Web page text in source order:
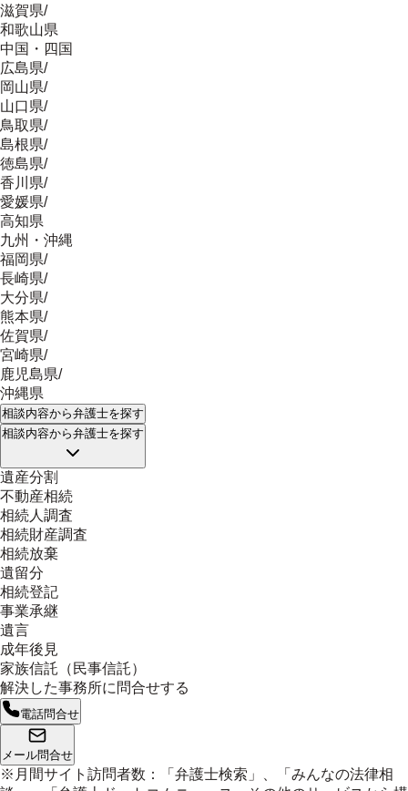
滋賀県/
和歌山県
中国・四国
広島県/
岡山県/
山口県/
鳥取県/
島根県/
徳島県/
香川県/
愛媛県/
高知県
九州・沖縄
福岡県/
長崎県/
大分県/
熊本県/
佐賀県/
宮崎県/
鹿児島県/
沖縄県
相談内容から弁護士を探す
相談内容から弁護士を探す
遺産分割
不動産相続
相続人調査
相続財産調査
相続放棄
遺留分
相続登記
事業承継
遺言
成年後見
家族信託（民事信託）
解決した事務所に問合せする
電話問合せ
メール問合せ
※月間サイト訪問者数：「弁護士検索」、「みんなの法律相